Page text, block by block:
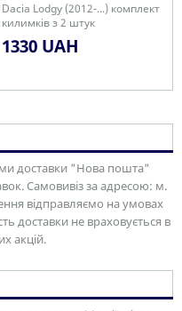
Dacia Lodgy (2012-...) комплект
килимків з 2 штук
1330 UAH
доставки "Нова пошта"
Самовивіз за адресою: м.
відправляємо на умовах
доставки не враховується в
акцій.